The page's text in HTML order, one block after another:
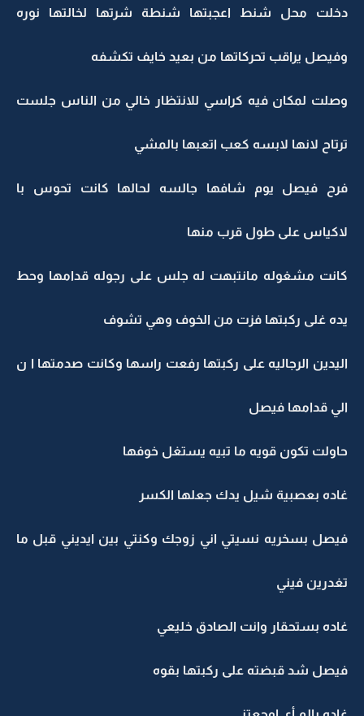
دخلت محل شنط اعجبتها شنطة شرتها لخالتها نوره
وفيصل يراقب تحركاتها من بعيد خايف تكشفه
وصلت لمكان فيه كراسي للانتظار خالي من الناس جلست
ترتاح لانها لابسه كعب اتعبها بالمشي
فرح فيصل يوم شافها جالسه لحالها كانت تحوس با
لاكياس على طول قرب منها
كانت مشغوله مانتبهت له جلس على رجوله قدامها وحط
يده غلى ركبتها فزت من الخوف وهي تشوف
اليدين الرجاليه على ركبتها رفعت راسها وكانت صدمتها ا ن
الي قدامها فيصل
حاولت تكون قويه ما تبيه يستغل خوفها
غاده بعصبية شيل يدك جعلها الكسر
فيصل بسخريه نسيتي اني زوجك وكنتي بين ايديني قبل ما
تغدرين فيني
غاده بستحقار وانت الصادق خليعي
فيصل شد قبضته على ركبتها بقوه